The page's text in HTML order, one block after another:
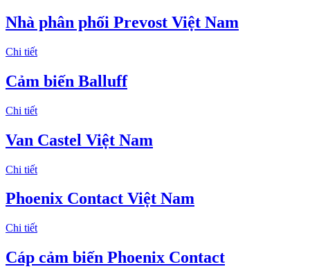
Nhà phân phối Prevost Việt Nam
Chi tiết
Cảm biến Balluff
Chi tiết
Van Castel Việt Nam
Chi tiết
Phoenix Contact Việt Nam
Chi tiết
Cáp cảm biến Phoenix Contact